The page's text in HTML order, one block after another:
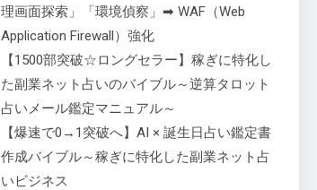
理画面探索」「環境偵察」➡ WAF（Web
Application Firewall）強化
【1500部突破☆ロングセラー】稼ぎに特化し
た副業ネット占いのバイブル～逆算タロット
占いメール鑑定マニュアル～
【爆速で0→1突破へ】AI × 誕生日占い鑑定書
作成バイブル～稼ぎに特化した副業ネット占
いビジネス